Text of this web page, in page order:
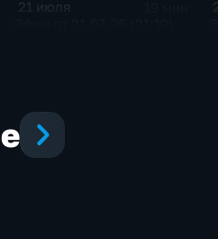
21 июля